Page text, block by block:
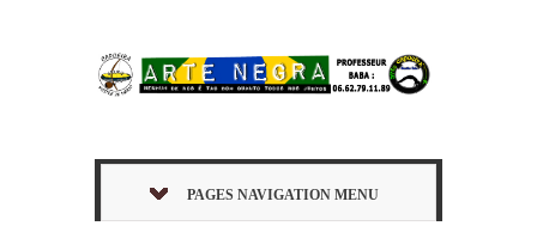
PAGES NAVIGATION MENU